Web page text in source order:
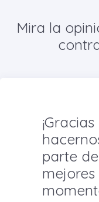
Mira la
parte
mejores